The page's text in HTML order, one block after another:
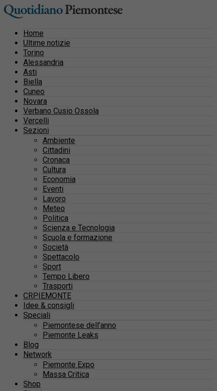
Home
Ultime notizie
Torino
Alessandria
Asti
Biella
Cuneo
Novara
Verbano Cusio Ossola
Vercelli
Sezioni
Ambiente
Cittadini
Cronaca
Cultura
Economia
Eventi
Lavoro
Meteo
Politica
Scienza e Tecnologia
Scuola e formazione
Società
Spettacolo
Sport
Tempo Libero
Trasporti
CRPIEMONTE
Idee & consigli
Speciali
Piemontese dell’anno
Piemonte Leaks
Blog
Network
Piemonte Expo
Massa Critica
Shop